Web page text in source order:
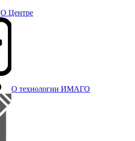
О Центре
О технологии ИМАГО